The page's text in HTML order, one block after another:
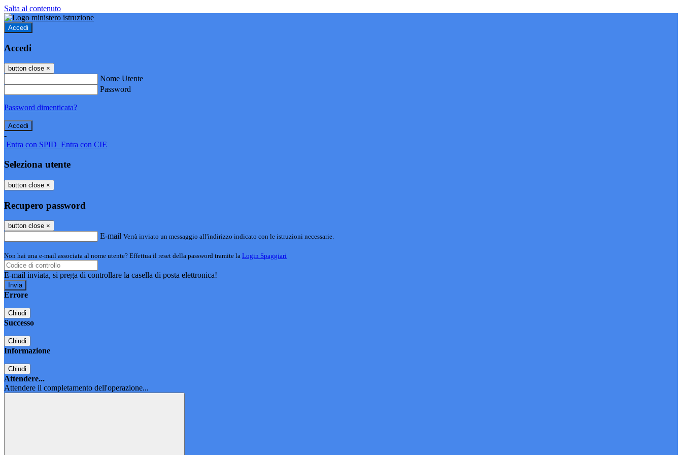
Salta al contenuto
Accedi
Accedi
button close ×
Nome Utente
Password
Password dimenticata?
-
Entra con SPID Entra con CIE
Seleziona utente
button close ×
Recupero password
button close ×
E-mail Verrà inviato un messaggio all'indirizzo indicato con le istruzioni necessarie.
Non hai una e-mail associata al nome utente? Effettua il reset della password tramite la Login Spaggiari
E-mail inviata, si prega di controllare la casella di posta elettronica!
Errore
Chiudi
Successo
Chiudi
Informazione
Chiudi
Attendere...
Attendere il completamento dell'operazione...